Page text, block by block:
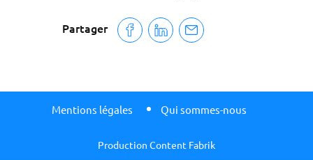
Partager
Mentions légales Qui sommes-nous
Production Content Fabrik